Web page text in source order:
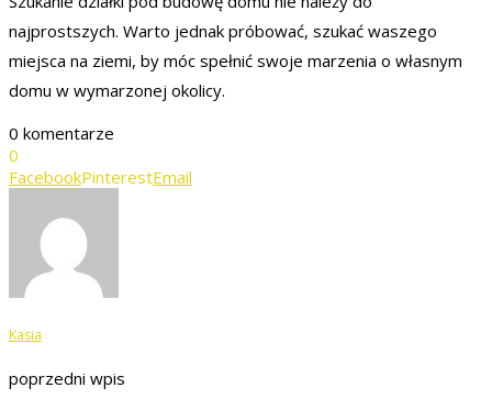
najprostszych. Warto jednak próbować, szukać waszego
miejsca na ziemi, by móc spełnić swoje marzenia o własnym
domu w wymarzonej okolicy.
0 komentarze
0
FacebookPinterestEmail
Kasia
poprzedni wpis